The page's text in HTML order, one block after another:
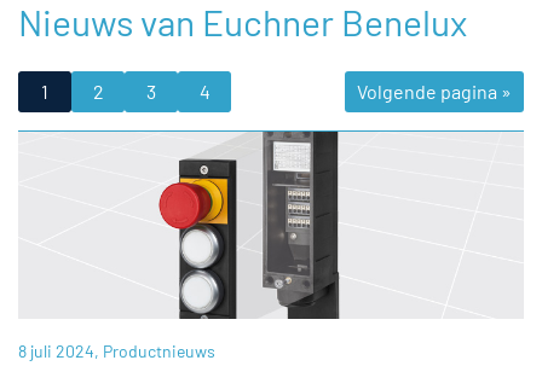
Nieuws van Euchner Benelux
1 2 3 4 Volgende pagina »
8 juli 2024, Productnieuws